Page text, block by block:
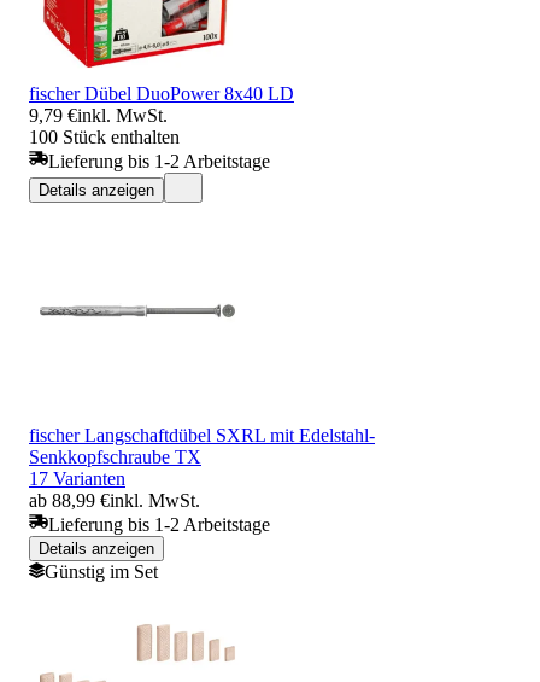
fischer Dübel DuoPower 8x40 LD
9,79 €inkl. MwSt.
100 Stück enthalten
Lieferung bis 1-2 Arbeitstage
Details anzeigen
fischer Langschaftdübel SXRL mit Edelstahl-
Senkkopfschraube TX
17 Varianten
ab 88,99 €inkl. MwSt.
Lieferung bis 1-2 Arbeitstage
Details anzeigen
Günstig im Set